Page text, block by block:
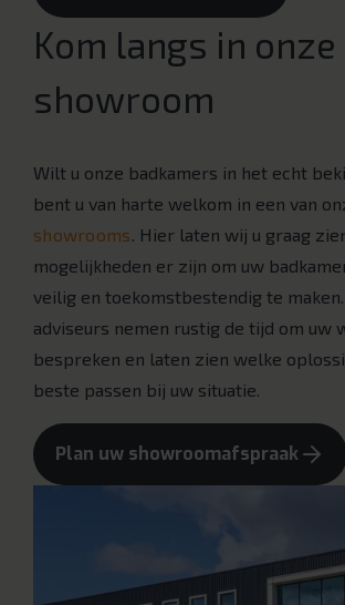
Kom langs in onze
showroom
Wilt u onze badkamers in het echt
bent u van harte welkom in een van
showrooms. Hier laten wij u graag
mogelijkheden er zijn om uw
veilig en toekomstbestendig te maken.
adviseurs nemen rustig de tijd om uw
bespreken en laten zien welke
beste passen bij uw situatie.
Plan uw showroomafspraak